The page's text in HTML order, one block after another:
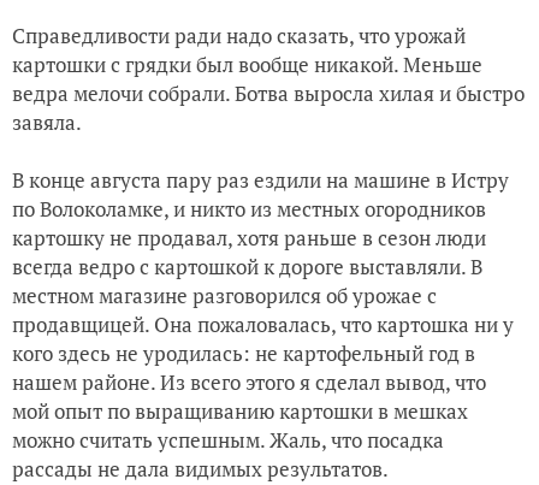
Справедливости ради надо сказать, что урожай
картошки с грядки был вообще никакой. Меньше
ведра мелочи собрали. Ботва выросла хилая и быстро
завяла.
В конце августа пару раз ездили на машине в Истру
по Волоколамке, и никто из местных огородников
картошку не продавал, хотя раньше в сезон люди
всегда ведро с картошкой к дороге выставляли. В
местном магазине разговорился об урожае с
продавщицей. Она пожаловалась, что картошка ни у
кого здесь не уродилась: не картофельный год в
нашем районе. Из всего этого я сделал вывод, что
мой опыт по выращиванию картошки в мешках
можно считать успешным. Жаль, что посадка
рассады не дала видимых результатов.